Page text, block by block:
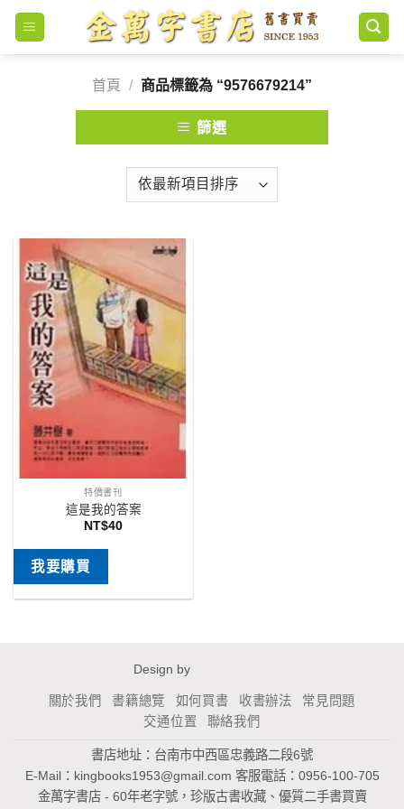
Skip
content
首頁
/ 商品標籤為 “9576679214”
篩選
特價書刊
這是我的答案
NT$40
我要購買
Design by
關於我們 書籍總覽 如何買書 收書辦法
常見問題
交通位置
聯絡我們
書店地址：台南市中西區忠義路二段6號
E-Mail： kingbooks1953@gmail.com 客服電話：0956-100-705
金萬字書店 - 60年老字號，珍版古書收藏、優質二手書買賣